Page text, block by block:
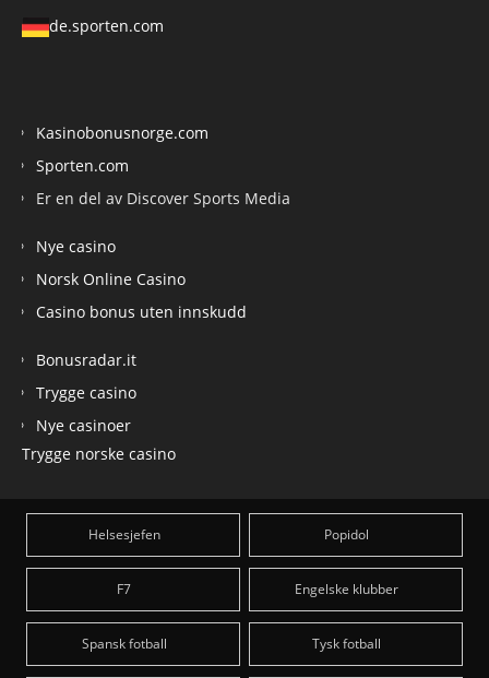
de.sporten.com
Kasinobonusnorge.com
Sporten.com
Er en del av Discover Sports Media
Nye casino
Norsk Online Casino
Casino bonus uten innskudd
Bonusradar.it
Trygge casino
Nye casinoer
Trygge norske casino
Helsesjefen Popidol
F7 Engelske klubber
Spansk fotball Tysk fotball